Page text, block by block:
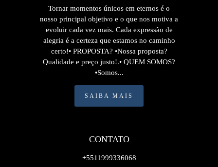
Tornar momentos únicos em eternos é o
nosso principal objetivo e o que nos motiva a
evoluir cada vez mais. Cada expressão de
alegria é a certeza que estamos no caminho
certo!• PROPOSTA? •Nossa proposta?
Qualidade e preço justo!.• QUEM SOMOS?
•Somos...
SAIBA MAIS
CONTATO
+5511999336068